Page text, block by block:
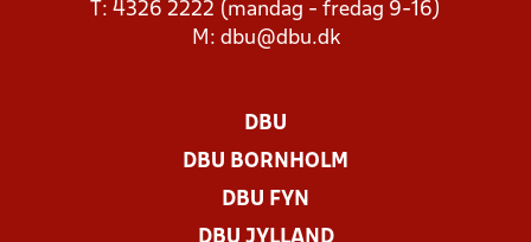
T: 4326 2222 (mandag - fredag 9-16)
M: dbu@dbu.dk
DBU
DBU BORNHOLM
DBU FYN